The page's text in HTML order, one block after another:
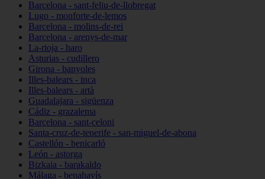
Barcelona - sant-feliu-de-llobregat
Lugo - monforte-de-lemos
Barcelona - molins-de-rei
Barcelona - arenys-de-mar
La-rioja - haro
Asturias - cudillero
Girona - banyoles
Illes-balears - inca
Illes-balears - artà
Guadalajara - sigüenza
Cádiz - grazalema
Barcelona - sant-celoni
Santa-cruz-de-tenerife - san-miguel-de-abona
Castellón - benicarló
León - astorga
Bizkaia - barakaldo
Málaga - benahavís